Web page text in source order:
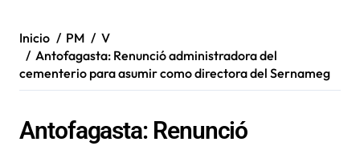
Inicio PM
V
Antofagasta: Renunció administradora del
cementerio para asumir como directora del Sernameg
Antofagasta: Renunció